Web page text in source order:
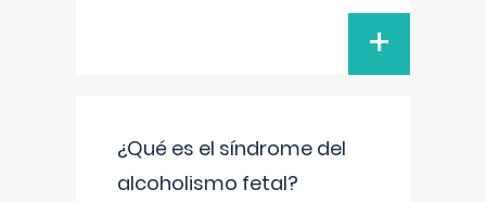
+
¿Qué es el síndrome del
alcoholismo fetal?